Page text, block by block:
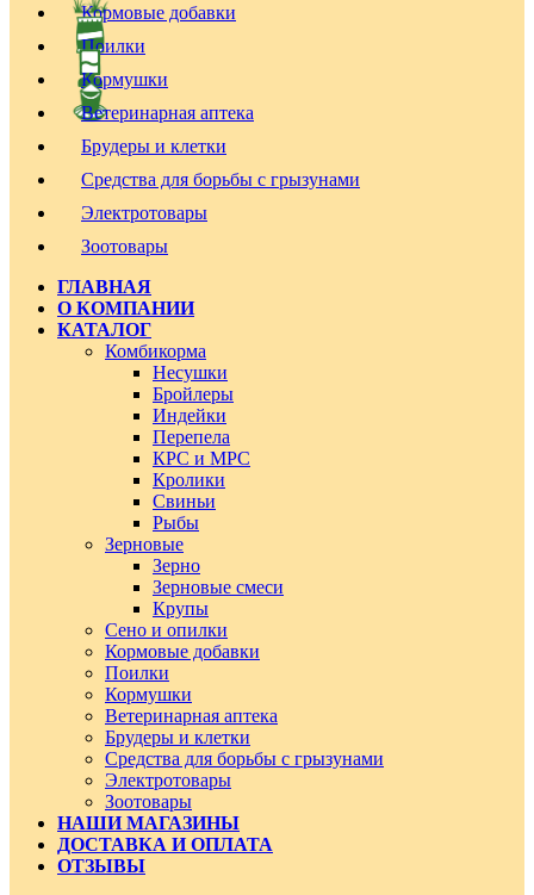
Кормовые добавки
Поилки
Кормушки
Ветеринарная аптека
Брудеры и клетки
Средства для борьбы с грызунами
Электротовары
Зоотовары
ГЛАВНАЯ
О КОМПАНИИ
КАТАЛОГ
Комбикорма
Несушки
Бройлеры
Индейки
Перепела
КРС и МРС
Кролики
Свиньи
Рыбы
Зерновые
Зерно
Зерновые смеси
Крупы
Сено и опилки
Кормовые добавки
Поилки
Кормушки
Ветеринарная аптека
Брудеры и клетки
Средства для борьбы с грызунами
Электротовары
Зоотовары
НАШИ МАГАЗИНЫ
ДОСТАВКА И ОПЛАТА
ОТЗЫВЫ